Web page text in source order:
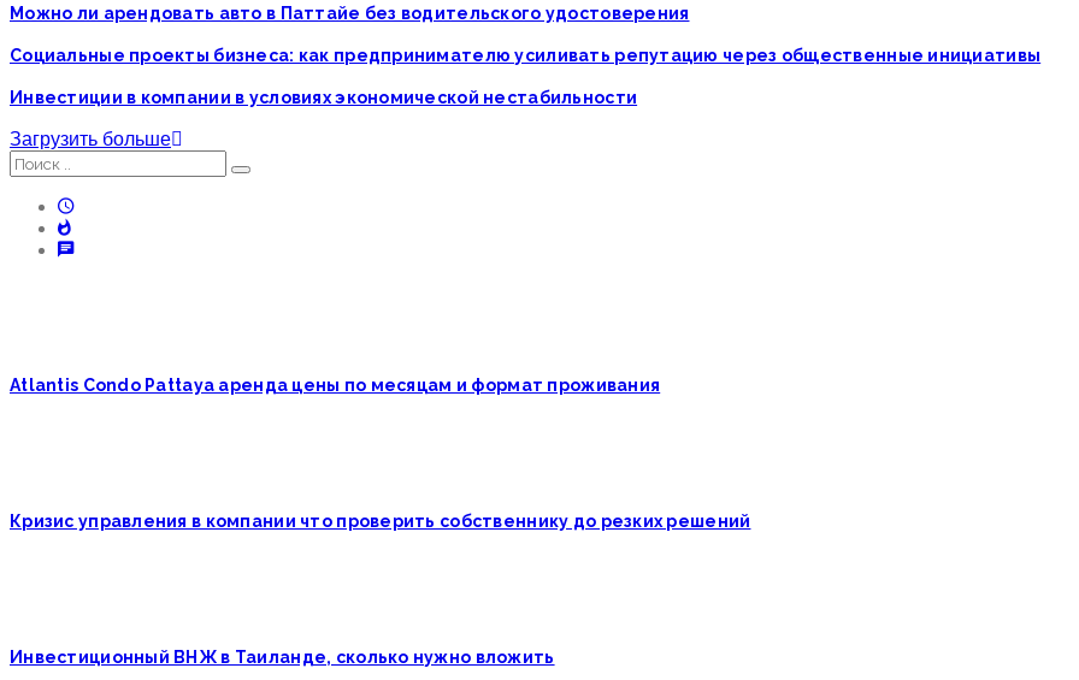
Можно ли арендовать авто в Паттайе без водительского удостоверения
Социальные проекты бизнеса: как предпринимателю усиливать репутацию через общественные инициативы
Инвестиции в компании в условиях экономической нестабильности
Загрузить больше
Atlantis Condo Pattaya аренда цены по месяцам и формат проживания
Кризис управления в компании что проверить собственнику до резких решений
Инвестиционный ВНЖ в Таиланде, сколько нужно вложить